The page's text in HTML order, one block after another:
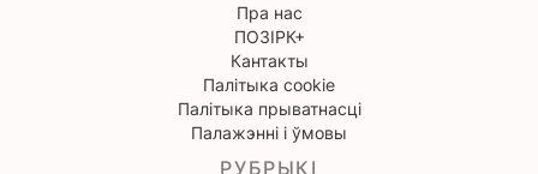
Пра нас
ПОЗІРК+
Кантакты
Палітыка cookie
Палітыка прыватнасці
Палажэнні і ўмовы
РУБРЫКІ